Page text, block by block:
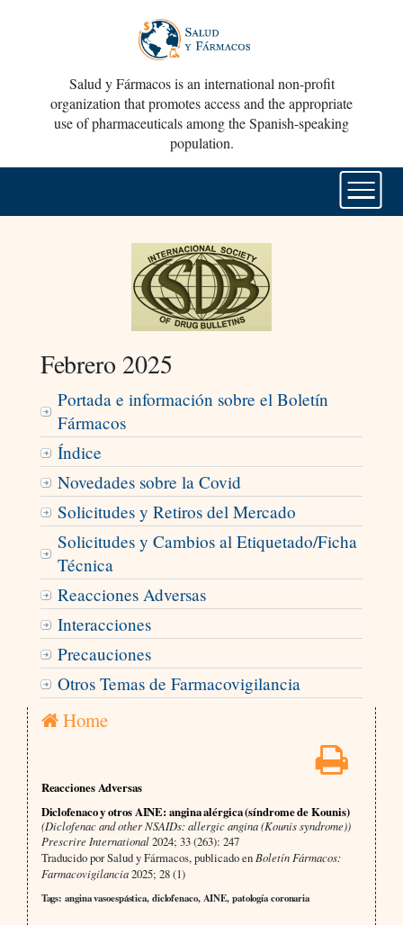
Salud y Fármacos is an international non-profit
organization that promotes access and the appropriate
use of pharmaceuticals among the Spanish-speaking
population.
Febrero 2025
Portada e información sobre el Boletín
Fármacos
Índice
Novedades sobre la Covid
Solicitudes y Retiros del Mercado
Solicitudes y Cambios al Etiquetado/Ficha
Técnica
Reacciones Adversas
Interacciones
Precauciones
Otros Temas de Farmacovigilancia
Home
Reacciones Adversas
Diclofenaco y otros AINE: angina alérgica (síndrome de Kounis)
(Diclofenac and other NSAIDs: allergic angina (Kounis syndrome))
Prescrire International2024; 33 (263): 247
Traducido por Salud y Fármacos, publicado en Boletín Fármacos:
Farmacovigilancia2025; 28 (1)
Tags: angina vasoespástica, diclofenaco, AINE, patología coronaria